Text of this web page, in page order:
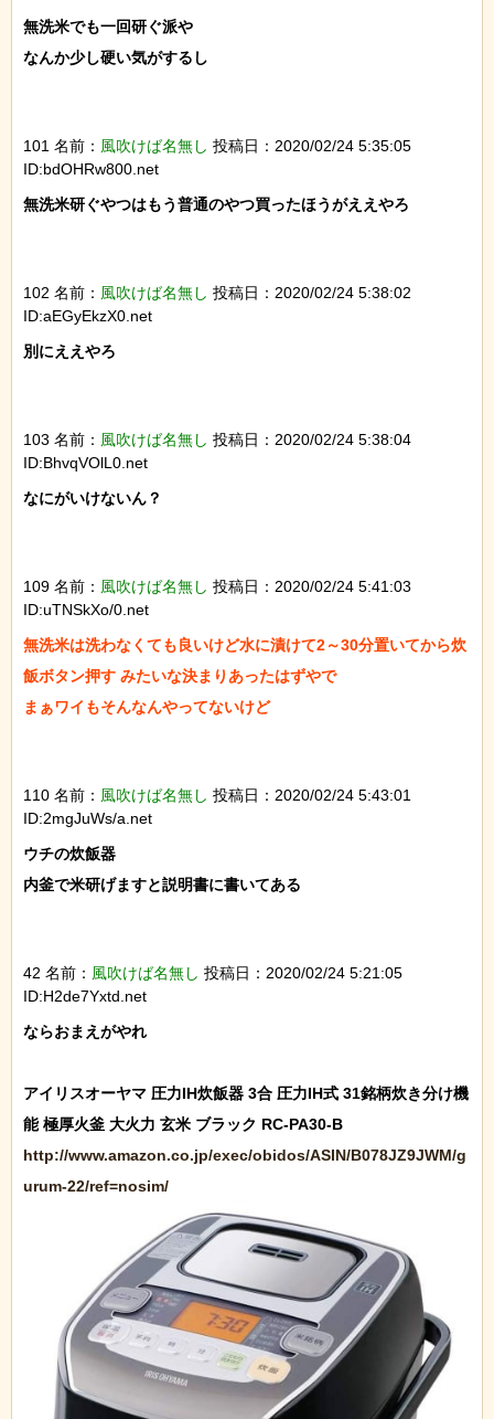
無洗米でも一回研ぐ派や
なんか少し硬い気がするし
101 名前： 風吹けば名無し 投稿日：2020/02/24 5:35:05
ID:bdOHRw800.net
無洗米研ぐやつはもう普通のやつ買ったほうがええやろ
102 名前： 風吹けば名無し 投稿日：2020/02/24 5:38:02
ID:aEGyEkzX0.net
別にええやろ
103 名前： 風吹けば名無し 投稿日：2020/02/24 5:38:04
ID:BhvqVOlL0.net
なにがいけないん？
109 名前： 風吹けば名無し 投稿日：2020/02/24 5:41:03
ID:uTNSkXo/0.net
無洗米は洗わなくても良いけど水に漬けて2～30分置いてから炊
飯ボタン押す みたいな決まりあったはずやで
まぁワイもそんなんやってないけど
110 名前： 風吹けば名無し 投稿日：2020/02/24 5:43:01
ID:2mgJuWs/a.net
ウチの炊飯器
内釜で米研げますと説明書に書いてある
42 名前： 風吹けば名無し 投稿日：2020/02/24 5:21:05
ID:H2de7Yxtd.net
ならおまえがやれ
アイリスオーヤマ 圧力IH炊飯器 3合 圧力IH式 31銘柄炊き分け機
http://www.amazon.co.jp/exec/obidos/ASIN/B078JZ9JWM/g
urum-22/ref=nosim/